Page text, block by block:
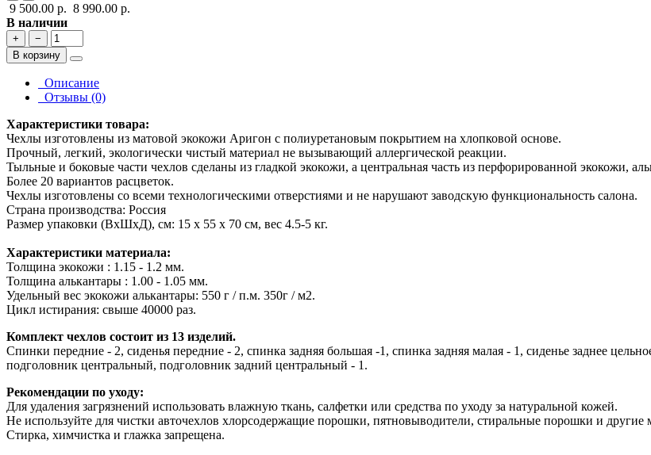
9 500.00 р. 8 990.00 р.
В наличии
+
−
В корзину
Описание
Отзывы (0)
Характеристики товара:
Чехлы изготовлены из матовой экокожи Аригон с полиуретановым покрытием на хлопковой основе.
Прочный, легкий, экологически чистый материал не вызывающий аллергической реакции.
Тыльные и боковые части чехлов сделаны из гладкой экокожи, а центральная часть из перфорированной экокожи,
Более 20 вариантов расцветок.
Чехлы изготовлены со всеми технологическими отверстиями и не нарушают заводскую функциональность салона.
Страна производства: Россия
Размер упаковки (ВхШхД), см: 15 x 55 x 70 см, вес 4.5-5 кг.
Характеристики материала:
Толщина экокожи : 1.15 - 1.2 мм.
Толщина алькантары : 1.00 - 1.05 мм.
Удельный вес экокожи алькантары: 550 г / п.м. 350г / м2.
Цикл истирания: свыше 40000 раз.
Комплект чехлов состоит из 13 изделий.
Спинки передние - 2, сиденья передние - 2, спинка задняя большая -1, спинка задняя малая - 1, сиденье заднее
подголовник центральный, подголовник задний центральный - 1.
Рекомендации по уходу:
Для удаления загрязнений использовать влажную ткань, салфетки или средства по уходу за натуральной кожей.
Не используйте для чистки авточехлов хлорсодержащие порошки, пятновыводители, стиральные порошки и
Стирка, химчистка и глажка запрещена.